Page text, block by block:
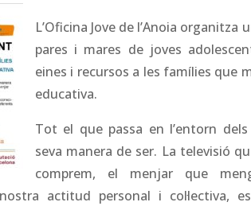
L’Oficina Jove de l’Anoia organitza
pares i mares de joves
eines i recursos a les famílies que
educativa.
Tot el que passa en l’entorn
seva manera de ser. La televisió
comprem, el menjar que
actitud personal i col·lectiva,